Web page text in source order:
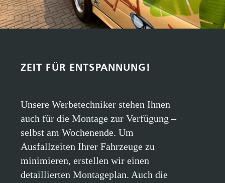
Unsere Werbetechniker stehen Ihnen
Ausfallzeiten Ihrer Fahrzeuge zu
Beschriftung von Neufahrzeugen vor
der Auslieferung beim Händler ist
möglich.